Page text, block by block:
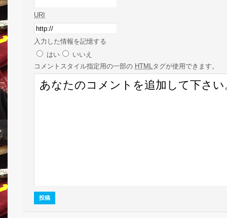
URI
入力した情報を記憶する
はい
いいえ
コメント スタイル指定用の一部の HTML タグが使用できます。